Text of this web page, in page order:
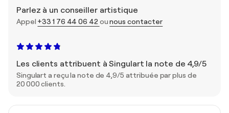
Parlez à un conseiller artistique
Appel +33 1 76 44 06 42ounous contacter
Les clients attribuent à Singulart la note de 4,9/5
Singulart a reçu la note de 4,9/5 attribuée par plus de
20 000 clients.